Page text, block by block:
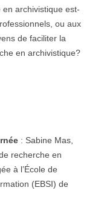
archivistique est-
ou aux
de faciliter la
en archivistique?
: Sabine Mas,
recherche en
à l’École de
(EBSI) de